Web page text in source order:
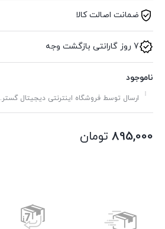
ضمانت اصالت کالا
7 روز گارانتی بازگشت وجه
ناموجود
ارسال توسط فروشگاه اینترنتی دیجیتال گستر.
895,000 تومان